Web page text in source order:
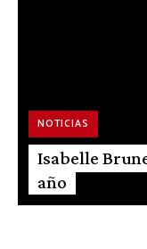
NOTICIAS
Isabelle
año